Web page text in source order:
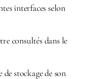
interfaces selon
consultés dans le
stockage de son